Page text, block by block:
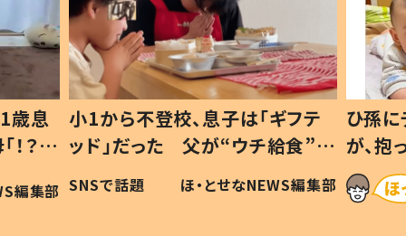
歳息
？」
編集部
小1から不登校、息子は「ギフテ
ッド」だった 父が“ウチ給食”を
作り続ける理由とは #令和の親
#令和の子
SNSで話題 ほ・とせなNEWS編集部
ひ孫
が、
「涙が
い」